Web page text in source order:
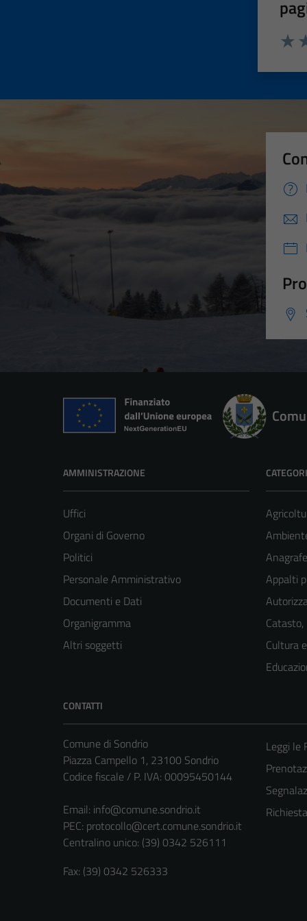
AMMINISTRAZIONE
Uffici
Organi di Governo
Politici
Personale Amministrativo
Documenti e Dati
Organigramma
Altri soggetti
Appalti
Cultura
CONTATTI
Comune di Sondrio
Piazza Campello 1, 23100 Sondrio
Codice fiscale / P. IVA: 00095450144
Email: info@comune.sondrio.it
PEC: protocollo@cert.comune.sondrio.it
Centralino unico: (39) 0342 526111
Fax: (39) 0342 526333
Leggi le